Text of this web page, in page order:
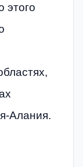
этого
Алания.